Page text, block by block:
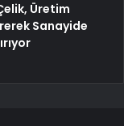
Üretim
Sanayide